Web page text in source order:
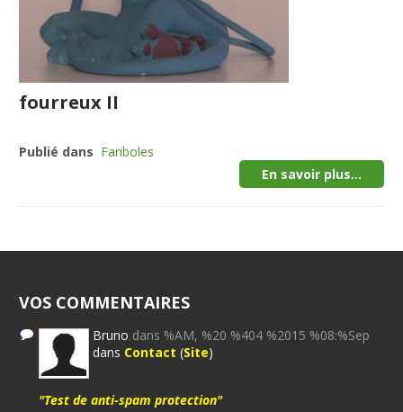
fourreux II
Publié dans Fariboles
En savoir plus...
VOS COMMENTAIRES
Bruno dans %AM, %20 %404 %2015 %08:%Sep
dans Contact (Site)
"Test de anti-spam protection"